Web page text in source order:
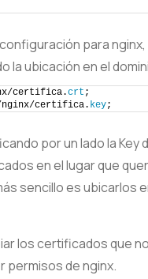
para
la ubicación en el
certifica.crt ;
certifica. key;
por un lado la
en el lugar que
sencillo es ubicarlos
los certificados que
permisos de nginx.